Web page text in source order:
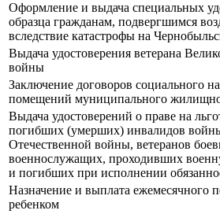
Оформление и выдача специальных
образца гражданам, подвергшимся
вследствие катастрофы на
Выдача удостоверения ветерана
войны
Заключение договоров социального
помещений муниципального
Выдача удостоверений о праве на
погибших (умерших) инвалидов
Отечественной войны, ветеранов
военнослужащих, проходивших
и погибших при исполнении
Назначение и выплата ежемесячного
ребенком